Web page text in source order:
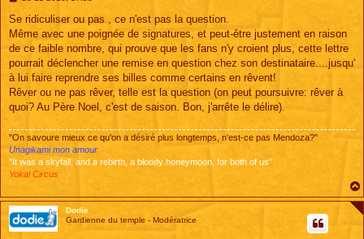
s
a
g
Se ridiculiser ou pas , ce n'est pas la question.
Même avec une poignée de signatures, et peut-être justement en raison
de ce faible nombre, qui prouve que les fans n'y croient plus, cette lettre
pourrait déclencher une remise en question chez son destinataire....jusqu'
à lui faire reprendre ses billes comme certains en rêvent!
Rêver ou ne pas rêver, telle est la question (on peut poursuivre: rêver à
quoi? Au Père Noel, c'est de saison. Bon, j'arrête le délire).
"On savoure mieux ce qu'on a désiré plus longtemps, n'est-ce pas Mendoza?"
Unagikami mon amour
"It was a skyfall, and a rebirth, a bloody honeymoon, for both of us"
Yokai Circus
Dodie
Gardienne du temple - Modératrice